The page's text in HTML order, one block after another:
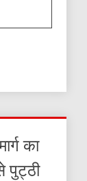
का
पुट्ठी